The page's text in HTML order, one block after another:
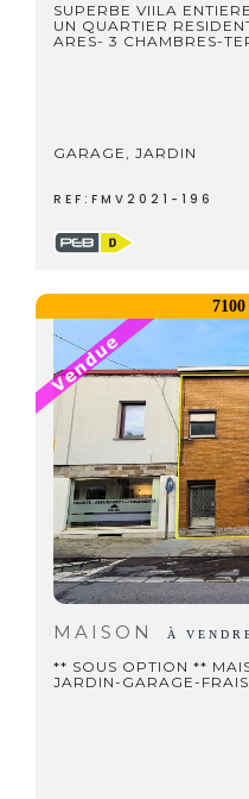
SUPERBE VIILA
UN QUARTIER
ARES- 3 CHAMBRES-
GARAGE, JARDIN
REF:FMV2021-196
MAISON À
** SOUS OPTION **
JARDIN-GARAGE-